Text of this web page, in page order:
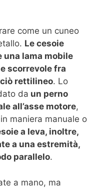
come un cuneo
Le cesoie
una lama mobile
scorrevole fra
rettilineo. Lo
da un perno
all’asse motore,
maniera manuale o
a leva, inoltre,
a una estremità,
parallelo.
a mano, ma